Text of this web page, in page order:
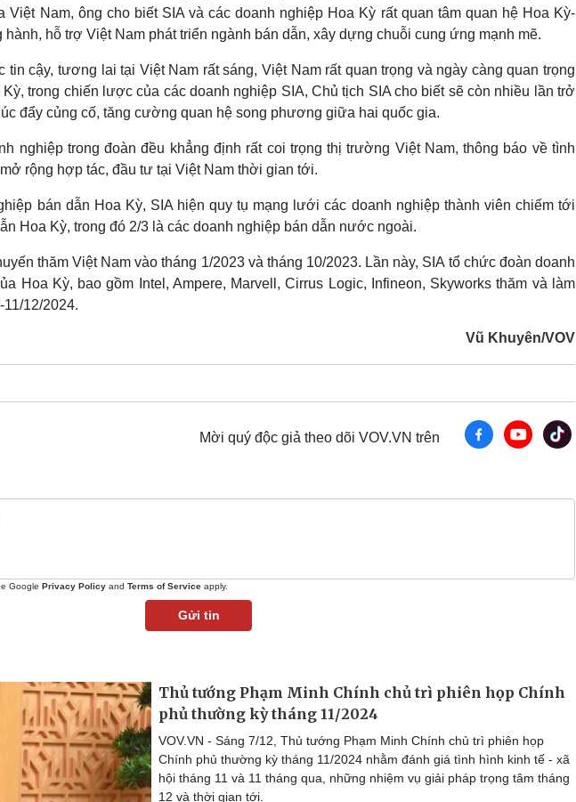
Việt Nam, ông cho biết SIA và các doanh nghiệp Hoa Kỳ rất quan tâm quan hệ Hoa Kỳ-
hành, hỗ trợ Việt Nam phát triển ngành bán dẫn, xây dựng chuỗi cung ứng mạnh mẽ.
cậy, tương lai tại Việt Nam rất sáng, Việt Nam rất quan trọng và ngày càng quan trọng
trong chiến lược của các doanh nghiệp SIA, Chủ tịch SIA cho biết sẽ còn nhiều lần trở
đẩy củng cố, tăng cường quan hệ song phương giữa hai quốc gia.
nghiệp trong đoàn đều khẳng định rất coi trọng thị trường Việt Nam, thông báo về tình
rộng hợp tác, đầu tư tại Việt Nam thời gian tới.
bán dẫn Hoa Kỳ, SIA hiện quy tụ mạng lưới các doanh nghiệp thành viên chiếm tới
Hoa Kỳ, trong đó 2/3 là các doanh nghiệp bán dẫn nước ngoài.
thăm Việt Nam vào tháng 1/2023 và tháng 10/2023. Lần này, SIA tổ chức đoàn doanh
Hoa Kỳ, bao gồm Intel, Ampere, Marvell, Cirrus Logic, Infineon, Skyworks thăm và làm
12/2024.
Vũ Khuyên/VOV
Mời quý độc giả theo dõi VOV.VN trên
Google Privacy Policy and Terms of Service apply.
Gửi tin
Thủ tướng Phạm Minh Chính chủ trì phiên họp Chính
phủ thường kỳ tháng 11/2024
VOV.VN - Sáng 7/12, Thủ tướng Phạm Minh Chính chủ trì phiên họp
Chính phủ thường kỳ tháng 11/2024 nhằm đánh giá tình hình kinh tế - xã
hội tháng 11 và 11 tháng qua, những nhiệm vụ giải pháp trọng tâm tháng
12 và thời gian tới.